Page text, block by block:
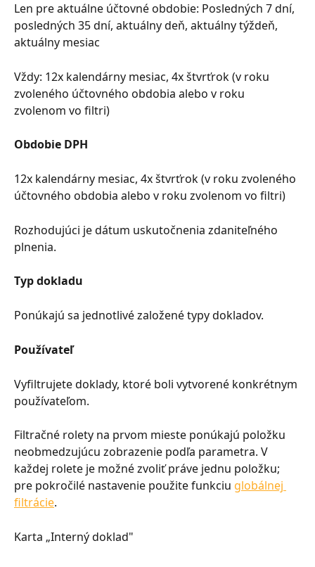
Len pre aktuálne účtovné obdobie: Posledných 7 dní,
posledných 35 dní, aktuálny deň, aktuálny týždeň,
aktuálny mesiac
Vždy: 12x kalendárny mesiac, 4x štvrťrok (v roku
zvoleného účtovného obdobia alebo v roku
zvolenom vo filtri)
Obdobie DPH
12x kalendárny mesiac, 4x štvrťrok (v roku zvoleného
účtovného obdobia alebo v roku zvolenom vo filtri)
Rozhodujúci je dátum uskutočnenia zdaniteľného
plnenia.
Typ dokladu
Ponúkajú sa jednotlivé založené typy dokladov.
Používateľ
Vyfiltrujete doklady, ktoré boli vytvorené konkrétnym
používateľom.
Filtračné rolety na prvom mieste ponúkajú položku
neobmedzujúcu zobrazenie podľa parametra. V
každej rolete je možné zvoliť práve jednu položku;
pre pokročilé nastavenie použite funkciu globálnej
filtrácie.
Karta „Interný doklad"